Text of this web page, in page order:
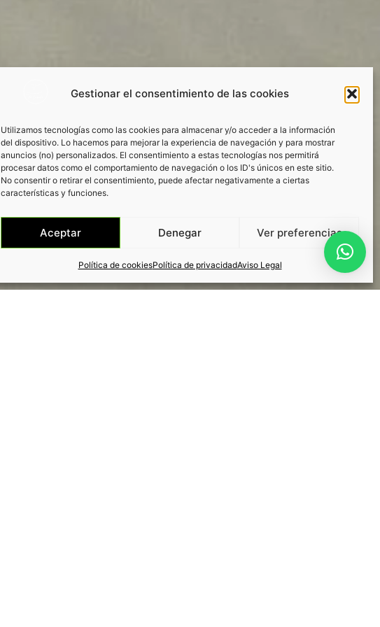
Gestionar el consentimiento de las cookies
Utilizamos tecnologías como las cookies para almacenar y/o acceder a la información
del dispositivo. Lo hacemos para mejorar la experiencia de navegación y para mostrar
anuncios (no) personalizados. El consentimiento a estas tecnologías nos permitirá
procesar datos como el comportamiento de navegación o los ID's únicos en este sitio.
No consentir o retirar el consentimiento, puede afectar negativamente a ciertas
características y funciones.
Aceptar Denegar Ver preferencias
Política de cookiesPolítica de privacidadAviso Legal